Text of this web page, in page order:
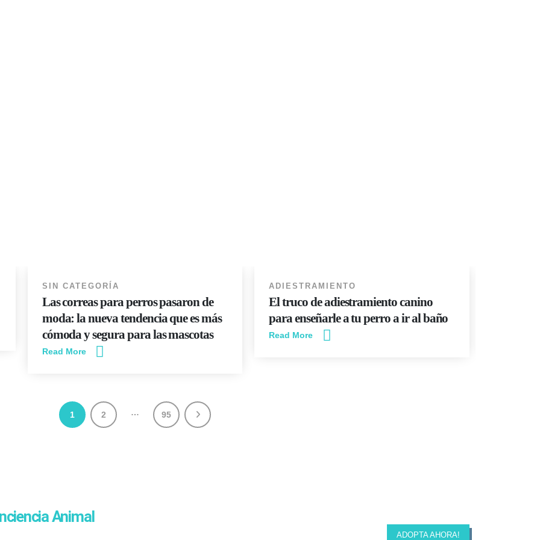
SIN CATEGORÍA
Las correas para perros pasaron de
moda: la nueva tendencia que es más
cómoda y segura para las mascotas
Read More
ADIESTRAMIENTO
El truco de adiestramiento canino
para enseñarle a tu perro a ir al baño
Read More
1 2 … 95
Animal
ADOPTA AHORA!